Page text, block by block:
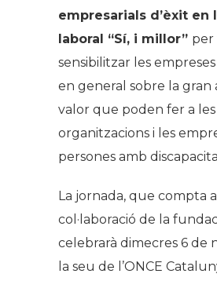
empresarials d’èxit en
laboral “Sí, i millor” per
sensibilitzar les
en general sobre la gran
valor que poden fer a les
organitzacions i les
persones amb
La jornada, que compta
col·laboració de la
celebrarà dimecres 6 de
la seu de l’ONCE